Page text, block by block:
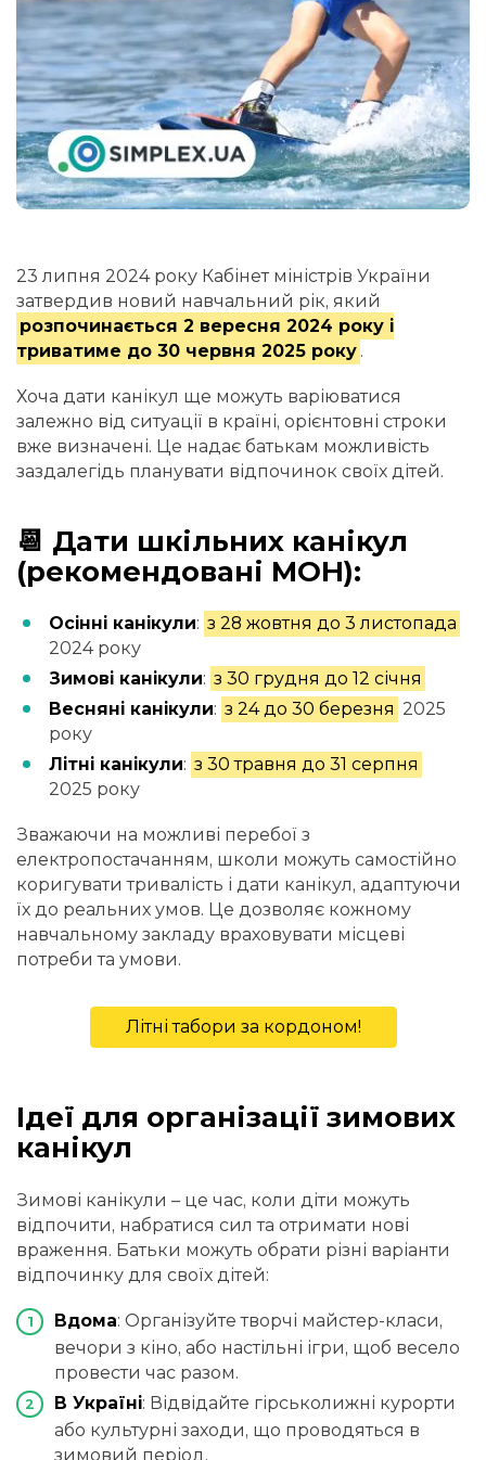
23 липня 2024 року Кабінет міністрів України
затвердив новий навчальний рік, який
розпочинається 2 вересня 2024 року і
триватиме до 30 червня 2025 року .
Хоча дати канікул ще можуть варіюватися
залежно від ситуації в країні, орієнтовні строки
вже визначені. Це надає батькам можливість
заздалегідь планувати відпочинок своїх дітей.
📆 Дати шкільних канікул
(рекомендовані МОН):
Осінні канікули: з 28 жовтня до 3 листопада
2024 року
Зимові канікули: з 30 грудня до 12 січня
Весняні канікули: з 24 до 30 березня 2025
року
Літні канікули: з 30 травня до 31 серпня
2025 року
Зважаючи на можливі перебої з
електропостачанням, школи можуть самостійно
коригувати тривалість і дати канікул, адаптуючи
їх до реальних умов. Це дозволяє кожному
навчальному закладу враховувати місцеві
потреби та умови.
Літні табори за кордоном!
Ідеї для організації зимових
канікул
Зимові канікули – це час, коли діти можуть
відпочити, набратися сил та отримати нові
враження. Батьки можуть обрати різні варіанти
відпочинку для своїх дітей:
Вдома: Організуйте творчі майстер-класи,
вечори з кіно, або настільні ігри, щоб весело
провести час разом.
В Україні: Відвідайте гірськолижні курорти
або культурні заходи, що проводяться в
зимовий період.